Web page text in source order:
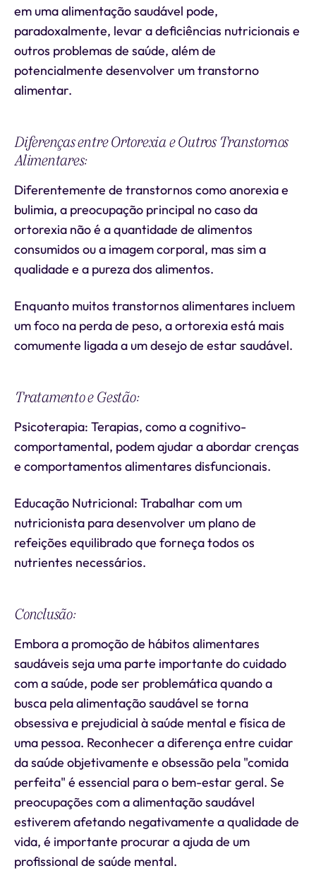
em uma alimentação saudável pode,
paradoxalmente, levar a deficiências nutricionais e
outros problemas de saúde, além de
potencialmente desenvolver um transtorno
alimentar.
Diferenças entre Ortorexia e Outros Transtornos
Alimentares:
Diferentemente de transtornos como anorexia e
bulimia, a preocupação principal no caso da
ortorexia não é a quantidade de alimentos
consumidos ou a imagem corporal, mas sim a
qualidade e a pureza dos alimentos.
Enquanto muitos transtornos alimentares incluem
um foco na perda de peso, a ortorexia está mais
comumente ligada a um desejo de estar saudável.
Tratamento e Gestão:
Psicoterapia: Terapias, como a cognitivo-
comportamental, podem ajudar a abordar crenças
e comportamentos alimentares disfuncionais.
Educação Nutricional: Trabalhar com um
nutricionista para desenvolver um plano de
refeições equilibrado que forneça todos os
nutrientes necessários.
Conclusão:
Embora a promoção de hábitos alimentares
saudáveis seja uma parte importante do cuidado
com a saúde, pode ser problemática quando a
busca pela alimentação saudável se torna
obsessiva e prejudicial à saúde mental e física de
uma pessoa. Reconhecer a diferença entre cuidar
da saúde objetivamente e obsessão pela "comida
perfeita" é essencial para o bem-estar geral. Se
preocupações com a alimentação saudável
estiverem afetando negativamente a qualidade de
vida, é importante procurar a ajuda de um
profissional de saúde mental.